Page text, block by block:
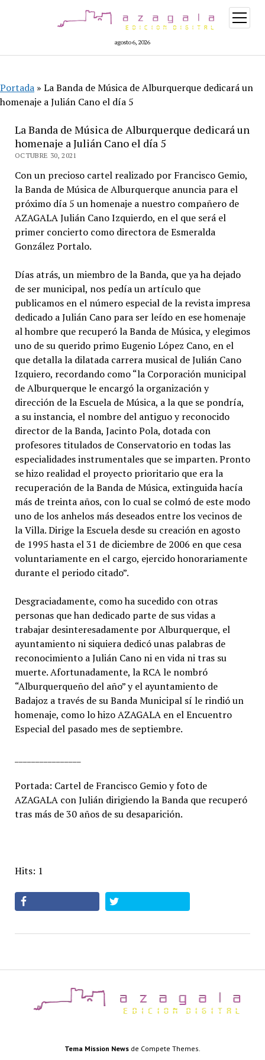
agosto 6, 2026
abrir
menú
Portada » La Banda de Música de Alburquerque dedicará un
homenaje a Julián Cano el día 5
La Banda de Música de Alburquerque dedicará un
homenaje a Julián Cano el día 5
OCTUBRE 30, 2021
Con un precioso cartel realizado por Francisco Gemio,
la Banda de Música de Alburquerque anuncia para el
próximo día 5 un homenaje a nuestro compañero de
AZAGALA Julián Cano Izquierdo, en el que será el
primer concierto como directora de Esmeralda
González Portalo.
Días atrás, un miembro de la Banda, que ya ha dejado
de ser municipal, nos pedía un artículo que
publicamos en el número especial de la revista impresa
dedicado a Julián Cano para ser leído en ese homenaje
al hombre que recuperó la Banda de Música, y elegimos
uno de su querido primo Eugenio López Cano, en el
que detalla la dilatada carrera musical de Julián Cano
Izquiero, recordando como “la Corporación municipal
de Alburquerque le encargó la organización y
dirección de la Escuela de Música, a la que se pondría,
a su instancia, el nombre del antiguo y reconocido
director de la Banda, Jacinto Pola, dotada con
profesores titulados de Conservatorio en todas las
especialidades instrumentales que se imparten. Pronto
se hizo realidad el proyecto prioritario que era la
recuperación de la Banda de Música, extinguida hacía
más de treinta años, con lo cual se colmó de este modo
uno de los anhelos más deseados entre los vecinos de
la Villa. Dirige la Escuela desde su creación en agosto
de 1995 hasta el 31 de diciembre de 2006 en que cesa
voluntariamente en el cargo, ejercido honorariamente
durante el periodo citado”.
Desgraciadamente, como ha sucedido con otras
personas que han dedicado parte de sus vidas a
trabajar desinteresadamente por Alburquerque, el
ayuntamiento ni siquiera dedicó unas palabras de
reconocimiento a Julián Cano ni en vida ni tras su
muerte. Afortunadamente, la RCA le nombró
“Alburquerqueño del año” y el ayuntamiento de
Badajoz a través de su Banda Municipal sí le rindió un
homenaje, como lo hizo AZAGALA en el Encuentro
Especial del pasado mes de septiembre.
Portada: Cartel de Francisco Gemio y foto de
AZAGALA con Julián dirigiendo la Banda que recuperó
tras más de 30 años de su desaparición.
Hits: 1
Tema Mission News de Compete Themes.